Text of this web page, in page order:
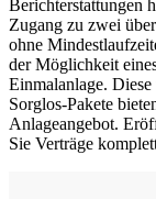
Berichterstattungen
Zugang zu zwei
ohne
der Möglichkeit
Einmalanlage.
Sorglos-Pakete
Anlageangebot.
Sie Verträge